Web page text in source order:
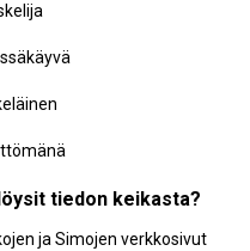
tiedon keikasta?
ja Simojen verkkosivut